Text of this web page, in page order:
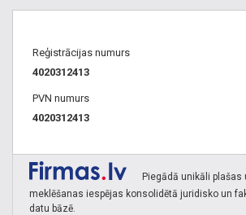
Reģistrācijas numurs
4020312413
PVN numurs
4020312413
Piegādā unikāli plašas
meklēšanas iespējas konsolidētā juridisko un
datu bāzē.